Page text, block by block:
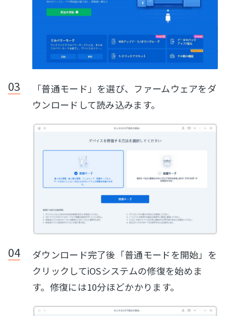
「普通モード」を選び、ファームウェアをダ
ウンロードして読み込みます。
ダウンロード完了後「普通モードを開始」を
クリックしてiOSシステムの修復を始めま
す。修復には10分ほどかかります。